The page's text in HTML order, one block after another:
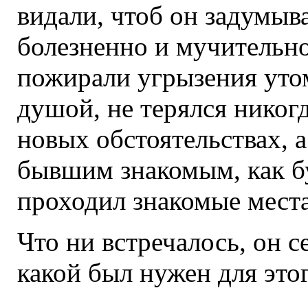
видали, чтоб он
болезненно и
пожирали угрызения
душой, не терялся
новых обстоятельствах,
бывшим знакомым, как
проходил знакомые
Что ни встречалось, он
какой был нужен для